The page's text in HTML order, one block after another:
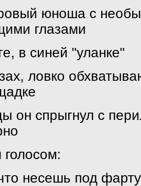
юноша с
глазами
в синей "уланке"
ловко
он спрыгнул с
голосом:
несешь под